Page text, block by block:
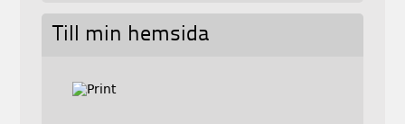
Till min hemsida